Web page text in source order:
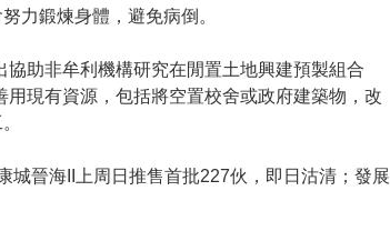
力鍛煉身體，避免病倒。
助非牟利機構研究在閒置土地興建預製組合
現有資源，包括將空置校舍或政府建築物，改
城晉海II上周日推售首批227伙，即日沽清；發展